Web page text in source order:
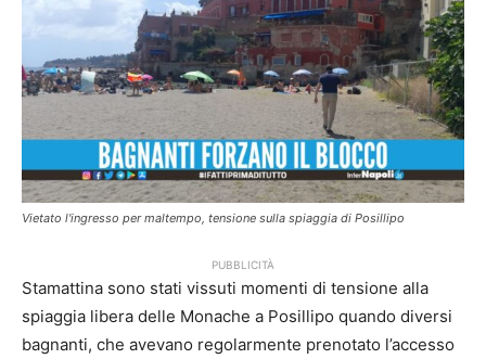
Vietato l'ingresso per maltempo, tensione sulla spiaggia di Posillipo
PUBBLICITÀ
Stamattina sono stati vissuti momenti di tensione alla
spiaggia libera delle Monache a Posillipo quando diversi
bagnanti, che avevano regolarmente prenotato l’accesso